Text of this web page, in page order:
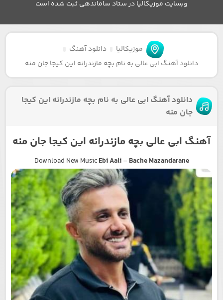
وبسایت موزیکالیا در ستاد ساماندهی ثبت شده است
موزیکالیا
دانلود آهنگ
دانلود آهنگ ابی عالی به نام بچه مازندرانه این کیجا جان منه
دانلود آهنگ ابی عالی به نام بچه مازندرانه این کیجا
جان منه
آهنگ ابی عالی بچه مازندرانه این کیجا جان منه
Download New MusicEbi Aali– Bache Mazandarane